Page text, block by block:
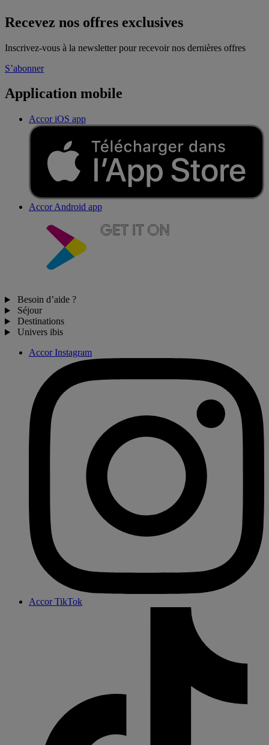
Recevez nos offres exclusives
Inscrivez-vous à la newsletter pour recevoir nos dernières offres
S’abonner
Application mobile
Accor iOS app
Accor Android app
Besoin d’aide ?
Séjour
Destinations
Univers ibis
Accor Instagram
Accor TikTok